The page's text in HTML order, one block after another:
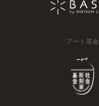
アート基金